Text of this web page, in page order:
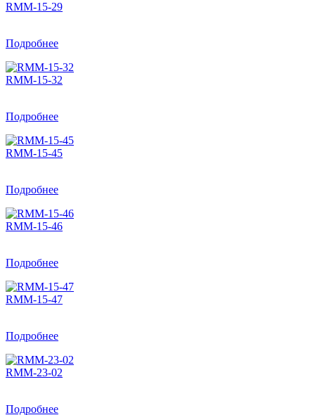
RMM-15-29
Подробнее
RMM-15-32
Подробнее
RMM-15-45
Подробнее
RMM-15-46
Подробнее
RMM-15-47
Подробнее
RMM-23-02
Подробнее